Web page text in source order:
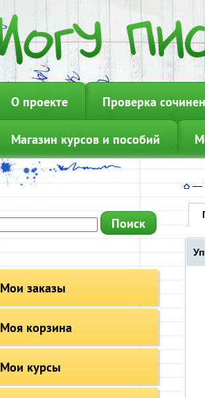
О проекте Проверка
Магазин курсов и пособий
Мои заказы
Моя корзина
Мои курсы
—